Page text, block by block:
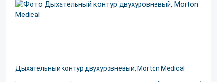
Дыхательный контур двухуровневый, Morton Medical